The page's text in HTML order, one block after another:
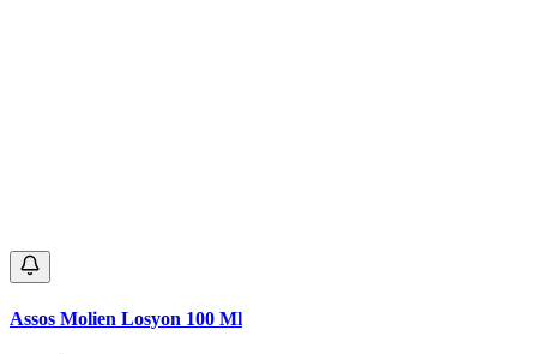
Assos Molien Losyon 100 Ml